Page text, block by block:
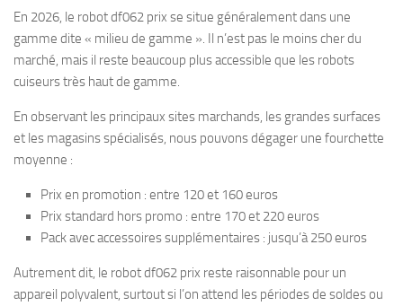
En 2026, le robot df062 prix se situe généralement dans une
gamme dite « milieu de gamme ». Il n’est pas le moins cher du
marché, mais il reste beaucoup plus accessible que les robots
cuiseurs très haut de gamme.
En observant les principaux sites marchands, les grandes surfaces
et les magasins spécialisés, nous pouvons dégager une fourchette
moyenne :
Prix en promotion : entre 120 et 160 euros
Prix standard hors promo : entre 170 et 220 euros
Pack avec accessoires supplémentaires : jusqu’à 250 euros
Autrement dit, le robot df062 prix reste raisonnable pour un
appareil polyvalent, surtout si l’on attend les périodes de soldes ou